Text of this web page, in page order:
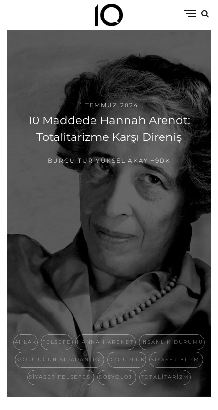
1 TEMMUZ 2024
10 Maddede Hannah Arendt:
Totalitarizme Karşı Direniş
BURCU TUR YÜKSEL AKAY ~9DK
AHLAK FELSEFE HANNAH ARENDT İNSANLIK DURUMU
KÖTÜLÜĞÜN SIRADANLIĞI ÖZGÜRLÜK SIYASET BILIMI
SIYASET FELSEFESI SOSYOLOJI TOTALITARIZM